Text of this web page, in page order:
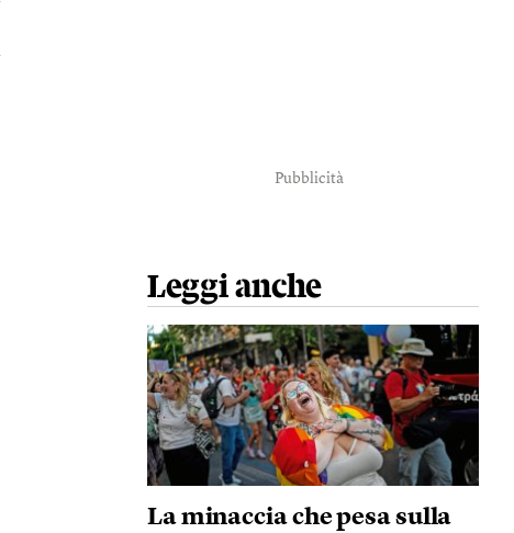
Pubblicità
Leggi anche
La minaccia che pesa sulla